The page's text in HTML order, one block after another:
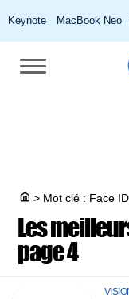
Keynote MacBook Neo
> Mot clé : Face
Les
page 4